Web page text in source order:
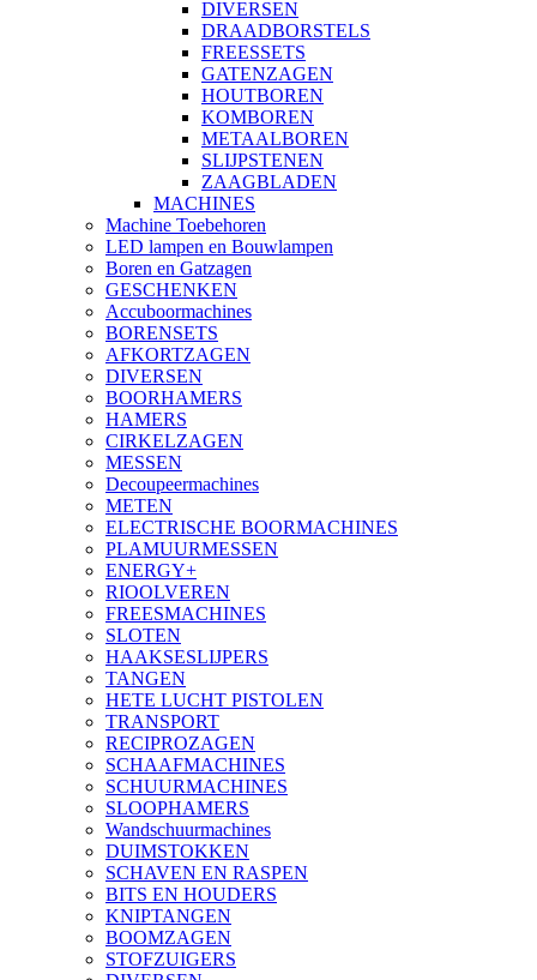
DIVERSEN
DRAADBORSTELS
FREESSETS
GATENZAGEN
HOUTBOREN
KOMBOREN
METAALBOREN
SLIJPSTENEN
ZAAGBLADEN
MACHINES
Machine Toebehoren
LED lampen en Bouwlampen
Boren en Gatzagen
GESCHENKEN
Accuboormachines
BORENSETS
AFKORTZAGEN
DIVERSEN
BOORHAMERS
HAMERS
CIRKELZAGEN
MESSEN
Decoupeermachines
METEN
ELECTRISCHE BOORMACHINES
PLAMUURMESSEN
ENERGY+
RIOOLVEREN
FREESMACHINES
SLOTEN
HAAKSESLIJPERS
TANGEN
HETE LUCHT PISTOLEN
TRANSPORT
RECIPROZAGEN
SCHAAFMACHINES
SCHUURMACHINES
SLOOPHAMERS
Wandschuurmachines
DUIMSTOKKEN
SCHAVEN EN RASPEN
BITS EN HOUDERS
KNIPTANGEN
BOOMZAGEN
STOFZUIGERS